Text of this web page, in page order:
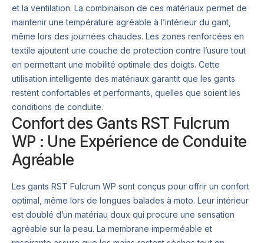
et la ventilation. La combinaison de ces matériaux permet de
maintenir une température agréable à l’intérieur du gant,
même lors des journées chaudes. Les zones renforcées en
textile ajoutent une couche de protection contre l’usure tout
en permettant une mobilité optimale des doigts. Cette
utilisation intelligente des matériaux garantit que les gants
restent confortables et performants, quelles que soient les
conditions de conduite.
Confort des Gants RST Fulcrum
WP : Une Expérience de Conduite
Agréable
Les gants RST Fulcrum WP sont conçus pour offrir un confort
optimal, même lors de longues balades à moto. Leur intérieur
est doublé d’un matériau doux qui procure une sensation
agréable sur la peau. La membrane imperméable et